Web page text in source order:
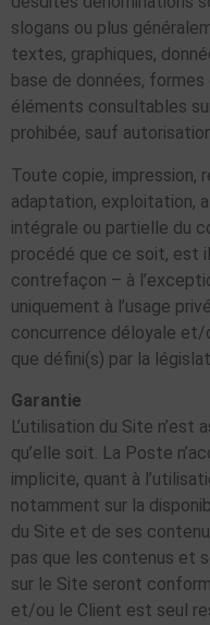
slogans ou plus
textes, graphiques,
base de données,
éléments consultables
prohibée, sauf
Toute copie, impression,
adaptation, exploitation,
intégrale ou partielle du
procédé que ce soit, est
contrefaçon – à
uniquement à l’usage
concurrence déloyale et/
que défini(s) par la
Garantie
L’utilisation du Site n’est
qu’elle soit. La Poste
implicite, quant à
notamment sur la
du Site et de ses
pas que les contenus et
sur le Site seront
et/ou le Client est seul